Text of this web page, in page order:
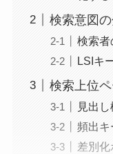
検索意図
検索者
LSIキ
検索上位
見出
頻出キ
差別